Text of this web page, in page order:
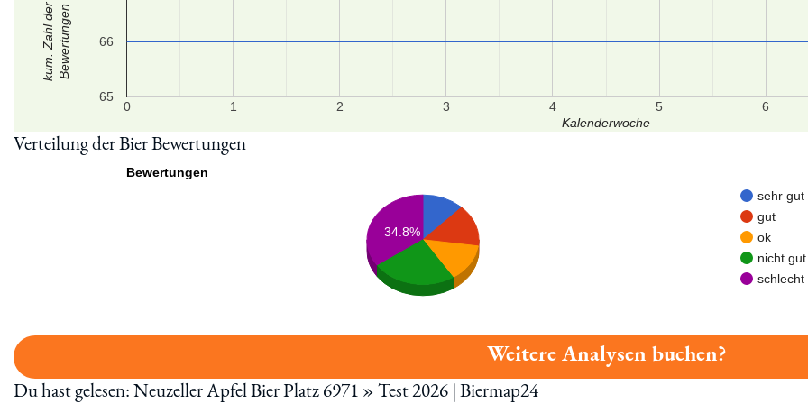
0 1 2 3 4 5 6
65
66
Kalenderwoche
kum. Zahl derBewertungen
Verteilung der Bier Bewertungen
Bewertungen
sehr gut
gut
ok
nicht gut
schlecht
34.8%
Weitere Analysen buchen?
Du hast gelesen: Neuzeller Apfel Bier Platz 6971 » Test 2026 | Biermap24